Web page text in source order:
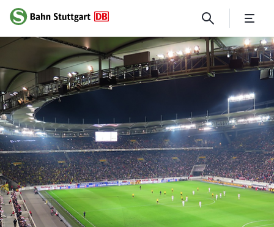
Mit der S-Bahn ins Stadion